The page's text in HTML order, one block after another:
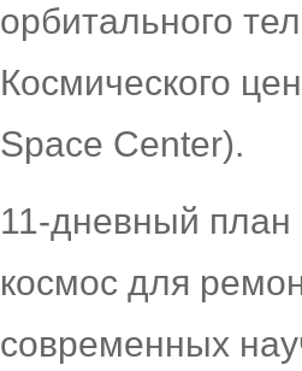
орбитального
Космического
Space Center).
11-дневный план
космос для
современных